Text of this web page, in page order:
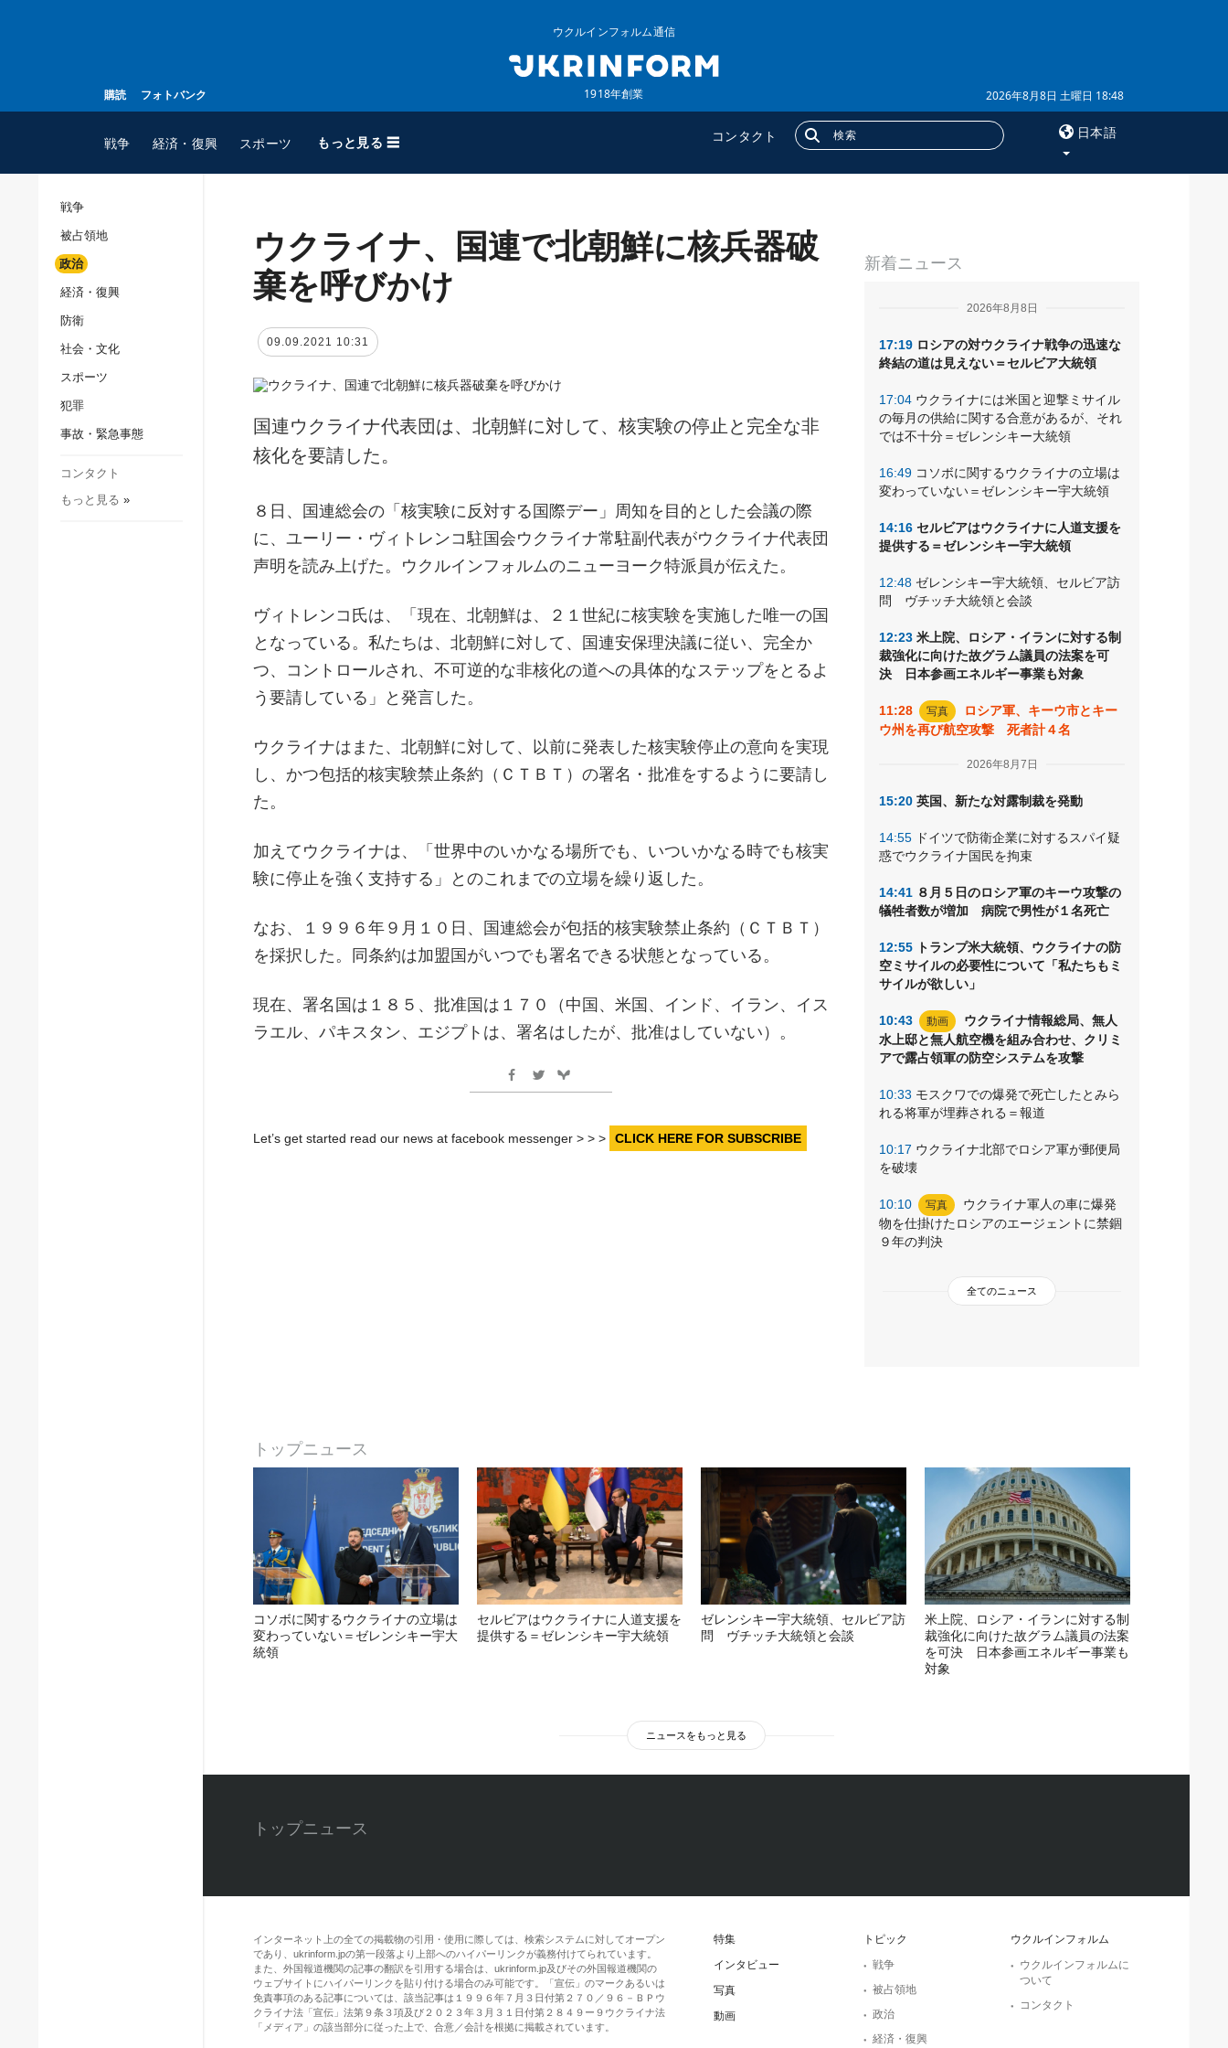
購読 フォトバンク
ウクルインフォルム通信
1918年創業 2026年8月8日 土曜日 18:48
戦争 経済・復興 スポーツ もっと見る ☰ コンタクト 日本語
スポーツ
ウクルインフォルム
ウクルインフォルムについ
て
追加
購読
戦争
被占領地
政治
経済・復興
防衛
社会・文化
スポーツ
犯罪
事故・緊急事態
コンタクト
もっと見る »
新着ニュース
2026年8月8日
17:19 ロシアの対ウクライナ戦争の迅速な
終結の道は見えない＝セルビア大統領
17:04 ウクライナには米国と迎撃ミサイル
の毎月の供給に関する合意があるが、それ
では不十分＝ゼレンシキー大統領
16:49 コソボに関するウクライナの立場は
変わっていない＝ゼレンシキー宇大統領
14:16 セルビアはウクライナに人道支援を
提供する＝ゼレンシキー宇大統領
12:48 ゼレンシキー宇大統領、セルビア訪
問 ヴチッチ大統領と会談
12:23 米上院、ロシア・イランに対する制
裁強化に向けた故グラム議員の法案を可
決 日本参画エネルギー事業も対象
11:28 写真
ロシア軍、キーウ市とキー
ウ州を再び航空攻撃 死者計４名
2026年8月7日
15:20 英国、新たな対露制裁を発動
14:55 ドイツで防衛企業に対するスパイ疑
惑でウクライナ国民を拘束
14:41 ８月５日のロシア軍のキーウ攻撃の
犠牲者数が増加 病院で男性が１名死亡
12:55 トランプ米大統領、ウクライナの防
空ミサイルの必要性について「私たちもミ
サイルが欲しい」
10:43 動画
ウクライナ情報総局、無人
水上邸と無人航空機を組み合わせ、クリミ
アで露占領軍の防空システムを攻撃
10:33 モスクワでの爆発で死亡したとみら
れる将軍が埋葬される＝報道
10:17 ウクライナ北部でロシア軍が郵便局
を破壊
10:10 写真
ウクライナ軍人の車に爆発
物を仕掛けたロシアのエージェントに禁錮
９年の判決
全てのニュース
ウクライナ、国連で北朝鮮に核兵器破
棄を呼びかけ
09.09.2021 10:31
国連ウクライナ代表団は、北朝鮮に対して、核実験の停止と完全な非
核化を要請した。
８日、国連総会の「​​核実験に反対する国際デー」周知を目的とした会議の際
に、ユーリー・ヴィトレンコ駐国会ウクライナ常駐副代表がウクライナ代表団
声明を読み上げた。ウクルインフォルムのニューヨーク特派員が伝えた。
ヴィトレンコ氏は、「現在、北朝鮮は、２１世紀に核実験を実施した唯一の国
となっている。私たちは、北朝鮮に対して、国連安保理決議に従い、完全か
つ、コントロールされ、不可逆的な非核化の道への具体的なステップをとるよ
う要請している」と発言した。
ウクライナはまた、北朝鮮に対して、以前に発表した核実験停止の意向を実現
し、かつ包括的核実験禁止条約（ＣＴＢＴ）の署名・批准をするように要請し
た。
加えてウクライナは、「世界中のいかなる場所でも、いついかなる時でも核実
験に停止を強く支持する」とのこれまでの立場を繰り返した。
なお、１９９６年９月１０日、国連総会が包括的核実験禁止条約（ＣＴＢＴ）
を採択した。同条約は加盟国がいつでも署名できる状態となっている。
現在、署名国は１８５、批准国は１７０（中国、米国、インド、イラン、イス
ラエル、パキスタン、エジプトは、署名はしたが、批准はしていない）。
Let’s get started read our news at facebook messenger > > > CLICK HERE FOR SUBSCRIBE
トップニュース
コソボに関するウクライナの立場は
変わっていない＝ゼレンシキー宇大
統領
セルビアはウクライナに人道支援を
提供する＝ゼレンシキー宇大統領
ゼレンシキー宇大統領、セルビア訪
問 ヴチッチ大統領と会談
米上院、ロシア・イランに対する制
裁強化に向けた故グラム議員の法案
を可決 日本参画エネルギー事業も
対象
ニュースをもっと見る
トップニュース
トピック
戦争
被占領地
政治
経済・復興
ウクルインフォルム
ウクルインフォルムに
ついて
コンタクト
特集
インタビュー
写真
動画
インターネット上の全ての掲載物の引用・使用に際しては、検索システムに対してオープン
であり、ukrinform.jpの第一段落より上部へのハイパーリンクが義務付けてられています。
また、外国報道機関の記事の翻訳を引用する場合は、ukrinform.jp及びその外国報道機関の
ウェブサイトにハイパーリンクを貼り付ける場合のみ可能です。「宣伝」のマークあるいは
免責事項のある記事については、該当記事は１９９６年７月３日付第２７０／９６－ＢＰウ
クライナ法「宣伝」法第９条３項及び２０２３年３月３１日付第２８４９ー９ウクライナ法
「メディア」の該当部分に従った上で、合意／会計を根拠に掲載されています。